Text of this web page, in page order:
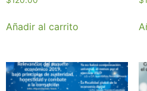
Añadir al carrito